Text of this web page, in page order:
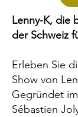
Lenny-K, die
der Schweiz
Erleben Sie
Show von
Gegründet
Sébastien